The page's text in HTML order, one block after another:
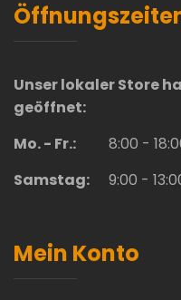
Unser lokaler Store
geöffnet:
Mo. - Fr.:
8:00 -
Samstag:
9:00 -
Mein Konto